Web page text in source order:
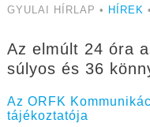
GYULAI HÍRLAP • HÍREK
Az elmúlt 24 óra
súlyos és 36
Az ORFK
tájékoztatója